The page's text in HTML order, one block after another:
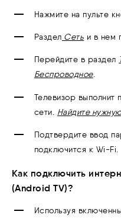
Нажмите на пульте
Раздел Сеть и в нем
Перейдите в раздел
Беспроводное.
Телевизор выполнит
сети. Найдите
Подтвердите ввод
подключится к Wi-Fi.
Как подключить
(Android TV)?
Используя